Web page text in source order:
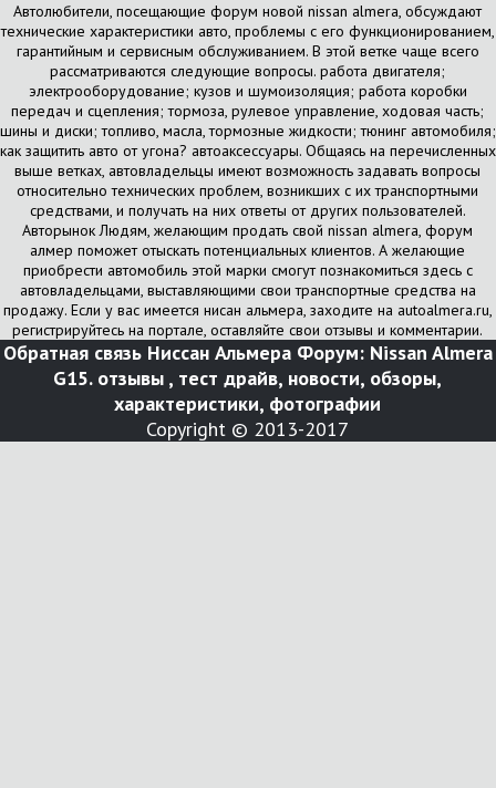
Автолюбители, посещающие форум новой nissan almera, обсуждают
технические характеристики авто, проблемы с его функционированием,
гарантийным и сервисным обслуживанием. В этой ветке чаще всего
рассматриваются следующие вопросы. работа двигателя;
электрооборудование; кузов и шумоизоляция; работа коробки
передач и сцепления; тормоза, рулевое управление, ходовая часть;
шины и диски; топливо, масла, тормозные жидкости; тюнинг автомобиля;
как защитить авто от угона? автоаксессуары. Общаясь на перечисленных
выше ветках, автовладельцы имеют возможность задавать вопросы
относительно технических проблем, возникших с их транспортными
средствами, и получать на них ответы от других пользователей.
Авторынок Людям, желающим продать свой nissan almera, форум
алмер поможет отыскать потенциальных клиентов. А желающие
приобрести автомобиль этой марки смогут познакомиться здесь с
автовладельцами, выставляющими свои транспортные средства на
продажу. Если у вас имеется нисан альмера, заходите на autoalmera.ru,
регистрируйтесь на портале, оставляйте свои отзывы и комментарии.
Обратная связь Ниссан Альмера Форум: Nissan Almera
G15. отзывы , тест драйв, новости, обзоры,
характеристики, фотографии
Copyright © 2013-2017